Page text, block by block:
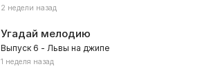
2 недели назад
Угадай мелодию
Выпуск 6 - Львы на джипе
1 неделя назад